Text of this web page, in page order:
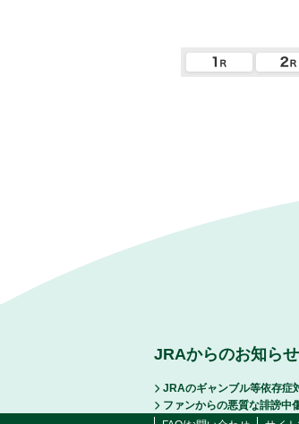
JRAからのお知らせ
JRAのギャンブル等依存症
ファンからの悪質な誹謗中